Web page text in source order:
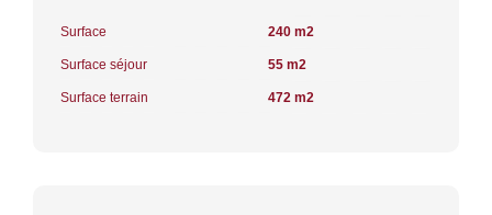
Surface 240 m2
Surface séjour 55 m2
Surface terrain 472 m2